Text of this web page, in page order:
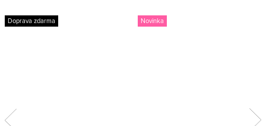
Doprava zdarma Novinka